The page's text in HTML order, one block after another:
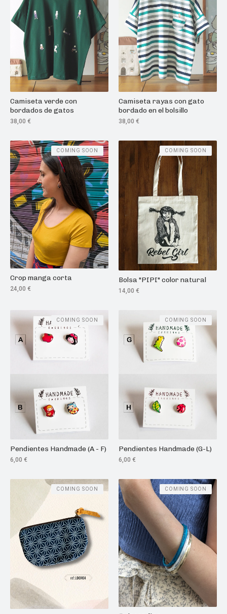
Camiseta verde con
bordados de gatos
38,00 €
Camiseta rayas con gato
bordado en el bolsillo
38,00 €
Crop manga corta
24,00 €
COMING SOON
Bolsa "PIPI" color natural
14,00 €
COMING SOON
Pendientes Handmade (A - F)
6,00 €
COMING SOON
Pendientes Handmade (G-L)
6,00 €
COMING SOON
COMING SOON COMING SOON